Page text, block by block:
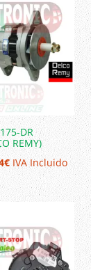
DR
REMY)
€El
precio
actual
441,64€.
IVA Incluido